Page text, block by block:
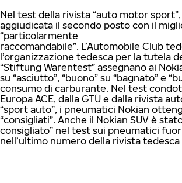
Nel test della rivista “auto motor
aggiudicata il secondo posto con il
“particolarmente
raccomandabile”. L’Automobile Club
l’organizzazione tedesca per la tutela
“Stiftung Warentest” assegnano ai
su “asciutto”, “buono” su “bagnato” e
consumo di carburante. Nel test
Europa ACE, dalla GTÜ e dalla rivista
“sport auto”, i pneumatici Nokian
“consigliati”. Anche il Nokian SUV è
consigliato” nel test sui pneumatici
nell’ultimo numero della rivista tedesca